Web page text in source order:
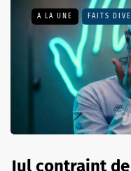
A LA UNE FAITS
Jul contraint